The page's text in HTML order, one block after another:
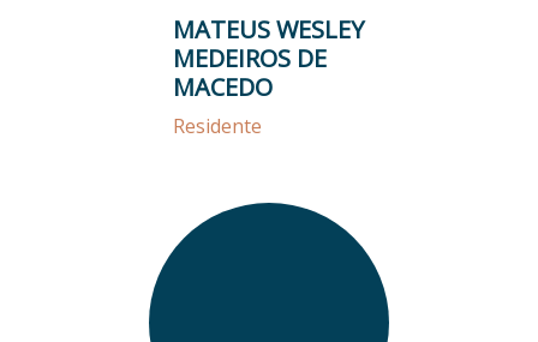
MATEUS WESLEY
MEDEIROS DE
MACEDO
Residente